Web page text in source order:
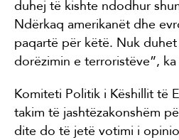
duhej të kishte ndodhur
Ndërkaq amerikanët dhe
paqartë për këtë. Nuk
dorëzimin e terroristëve”, ka
Komiteti Politik i Këshillit të
takim të jashtëzakonshëm
dite do të jetë votimi i